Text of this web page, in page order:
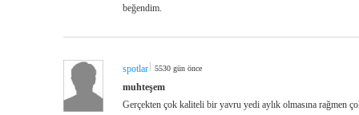
beğendim.
spotlar 5530 gün önce
muhteşem
Gerçekten çok kaliteli bir yavru yedi aylık olmasına rağmen